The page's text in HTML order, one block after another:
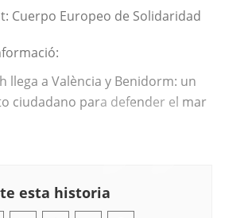
Cuerpo Europeo de Solidaridad
llega a València y Benidorm: un
ciudadano para defender el mar
esta historia